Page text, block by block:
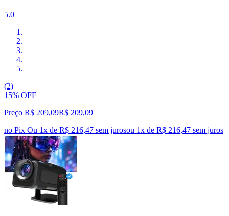
5.0
(2)
15% OFF
Preço R$ 209,09R$ 209,09
no Pix Ou 1x de R$ 216,47 sem jurosou 1x de R$ 216,47 sem juros